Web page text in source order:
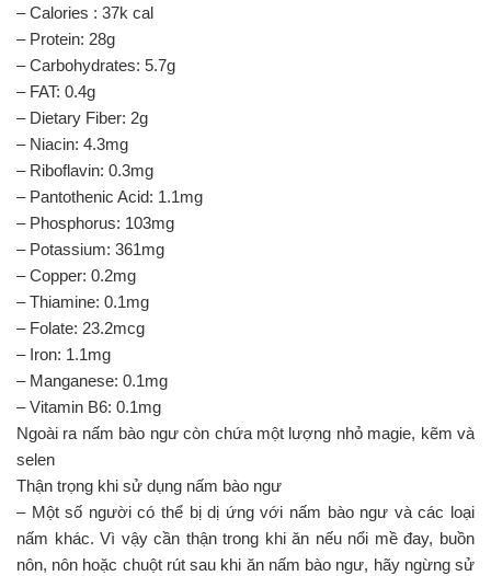
– Calories : 37k cal
– Protein: 28g
– Carbohydrates: 5.7g
– FAT: 0.4g
– Dietary Fiber: 2g
– Niacin: 4.3mg
– Riboflavin: 0.3mg
– Pantothenic Acid: 1.1mg
– Phosphorus: 103mg
– Potassium: 361mg
– Copper: 0.2mg
– Thiamine: 0.1mg
– Folate: 23.2mcg
– Iron: 1.1mg
– Manganese: 0.1mg
– Vitamin B6: 0.1mg
Ngoài ra nấm bào ngư còn chứa một lượng nhỏ magie, kẽm và
selen
Thận trọng khi sử dụng nấm bào ngư
– Một số người có thể bị dị ứng với nấm bào ngư và các loại
nấm khác. Vì vậy cần thận trong khi ăn nếu nổi mề đay, buồn
nôn, nôn hoặc chuột rút sau khi ăn nấm bào ngư, hãy ngừng sử